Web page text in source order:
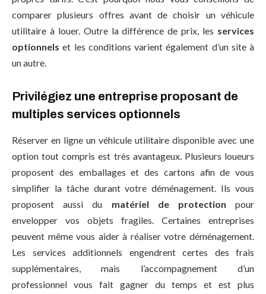
comparer plusieurs offres avant de choisir un véhicule
utilitaire à louer. Outre la différence de prix, les services
optionnels et les conditions varient également d’un site à
un autre.
Privilégiez une entreprise proposant de
multiples services optionnels
Réserver en ligne un véhicule utilitaire disponible avec une
option tout compris est très avantageux. Plusieurs loueurs
proposent des emballages et des cartons afin de vous
simplifier la tâche durant votre déménagement. Ils vous
proposent aussi du matériel de protection pour
envelopper vos objets fragiles. Certaines entreprises
peuvent même vous aider à réaliser votre déménagement.
Les services additionnels engendrent certes des frais
supplémentaires, mais l’accompagnement d’un
professionnel vous fait gagner du temps et est plus